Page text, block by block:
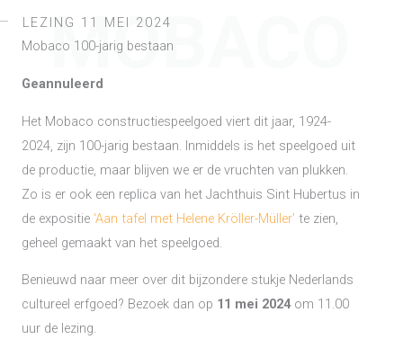
MOBACO
LEZING 11 MEI 2024
Mobaco 100-jarig bestaan
Geannuleerd
Het Mobaco constructiespeelgoed viert dit jaar, 1924-
2024, zijn 100-jarig bestaan. Inmiddels is het speelgoed uit
de productie, maar blijven we er de vruchten van plukken.
Zo is er ook een replica van het Jachthuis Sint Hubertus in
de expositie ‘Aan tafel met Helene Kröller-Müller’ te zien,
geheel gemaakt van het speelgoed.
Benieuwd naar meer over dit bijzondere stukje Nederlands
cultureel erfgoed? Bezoek dan op 11 mei 2024om 11.00
uur de lezing.